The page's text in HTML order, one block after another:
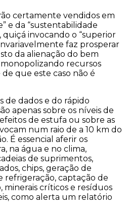
certamente vendidos em
e da “sustentabilidade
quiçá invocando o “superior
faz prosperar
da alienação do bem
recursos
que este caso não é
de dados e do rápido
apenas sobre os níveis de
de estufa ou sobre as
num raio de a 10 km do
É essencial aferir os
na água e no clima,
de suprimentos,
chips, geração de
refrigeração, captação de
minerais críticos e resíduos
como alerta um relatório